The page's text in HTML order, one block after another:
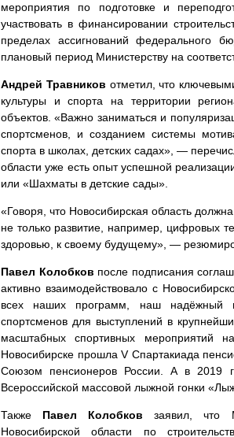
мероприятия по подготовке и
участвовать в финансировании
пределах ассигнований федерального
плановый период Министерству на
Андрей Травников отметил, что
культуры и спорта на территории
объектов. «Важно заниматься и
спортсменов, и созданием системы
спорта в школах, детских садах», —
области уже есть опыт успешной
или «Шахматы в детские сады».
«Говоря, что Новосибирская область
не только развитие, например, цифровых
здоровью, к своему будущему», —
Павел Колобков после подписания
активно взаимодействовало с
всех наших программ, наш надёжный
спортсменов для выступлений в
масштабных спортивных мероприятий
Новосибирске прошла V Спартакиада
Союзом пенсионеров России. А в 2019
Всероссийской массовой лыжной гонки
Также Павел Колобков заявил, что
Новосибирской области по